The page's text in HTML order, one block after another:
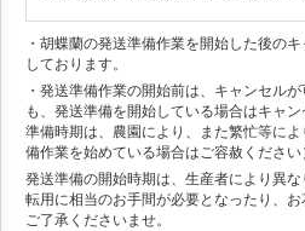
・胡蝶蘭の発送準備作業を開始した後の
しております。
・発送準備作業の開始前は、キャンセル
も、発送準備を開始している場合はキャ
準備時期は、農園により、また繁忙等に
備作業を始めている場合はご容赦ください
発送準備の開始時期は、生産者により異
転用に相当のお手間が必要となったり、お
ご了承くださいませ。